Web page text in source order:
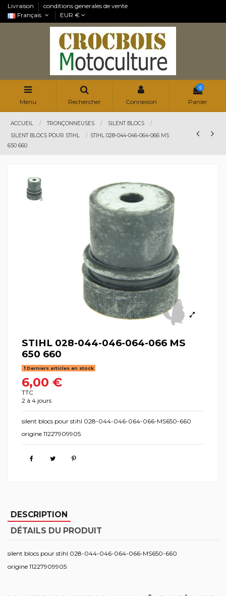
Livraison
conditions generales de vente
Français
EUR €
Menu Rechercher Connexion
0
Panier
ACCUEIL TRONÇONNEUSES
SILENT BLOCS
SILENT BLOCS POUR STIHL
STIHL 028-044-046-064-066 MS
650 660
STIHL 028-044-046-064-066 MS
650 660
Derniers articles en stock
6,00 €
TTC
2 à 4 jours
silent blocs pour stihl 028-044-046-064-066-MS650-660
origine 11227909905
DESCRIPTION
DÉTAILS DU PRODUIT
silent blocs pour stihl 028-044-046-064-066-MS650-660
origine 11227909905